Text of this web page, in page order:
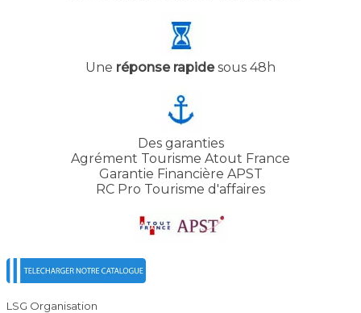
Une réponse rapidesous 48h
Des garanties
Agrément Tourisme Atout France
Garantie Financière APST
RC Pro Tourisme d'affaires
LSG Organisation